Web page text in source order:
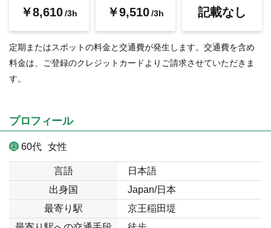
￥8,610/3h ￥9,510/3h 記載なし
定期またはスポットの料金と交通費が発生します。交通費を含め
料金は、ご登録のクレジットカードよりご請求させていただきま
す。
プロフィール
60代 女性
言語
日本語
出身国
Japan/日本
最寄り駅
京王稲田堤